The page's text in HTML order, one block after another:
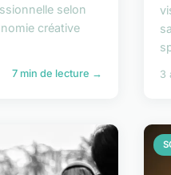
selon
créative
7 min de lecture → 3